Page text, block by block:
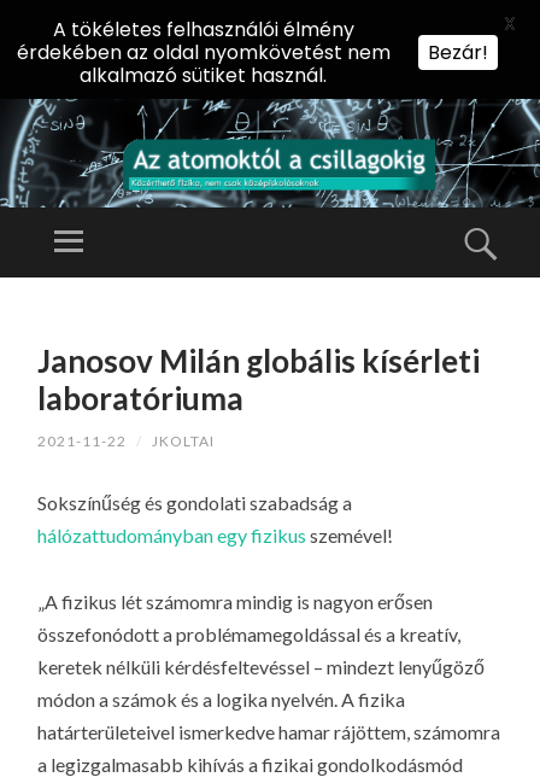
AZ
KT
CS
IL
G
O
KI
G
Előadássorozat
Természettudományi
Menü
TARTALOMHOZ
Janosov Milán globális kísérleti
laboratóriuma
2021-11-22 / JKOLTAI
Sokszínűség és gondolati szabadság a
hálózattudományban egy fizikus szemével!
„A fizikus lét számomra mindig is nagyon erősen
összefonódott a problémamegoldással és a kreatív,
keretek nélküli kérdésfeltevéssel – mindezt lenyűgöző
módon a számok és a logika nyelvén. A fizika
határterületeivel ismerkedve hamar rájöttem, számomra
a legizgalmasabb kihívás a fizikai gondolkodásmód
A tökéletes felhasználói élmény
érdekében az oldal nyomkövetést nem
alkalmazó sütiket használ.
Bezár!
X